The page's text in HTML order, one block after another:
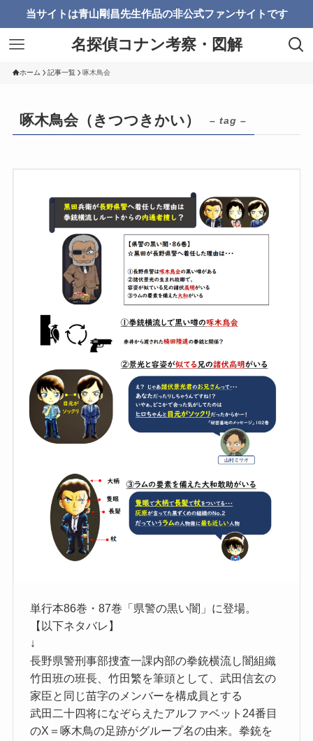
当サイトは青山剛昌先生作品の非公式ファンサイトです
名探偵コナン考察・図解
ホーム 記事一覧 啄木鳥会
啄木鳥会（きつつきかい） – tag –
単行本86巻・87巻「県警の黒い闇」に登場。
【以下ネタバレ】
↓
長野県警刑事部捜査一課内部の拳銃横流し闇組織
竹田班の班長、竹田繁を筆頭として、武田信玄の
家臣と同じ苗字のメンバーを構成員とする
武田二十四将になぞらえたアルファベット24番目
のX＝啄木鳥の足跡がグループ名の由来。拳銃を